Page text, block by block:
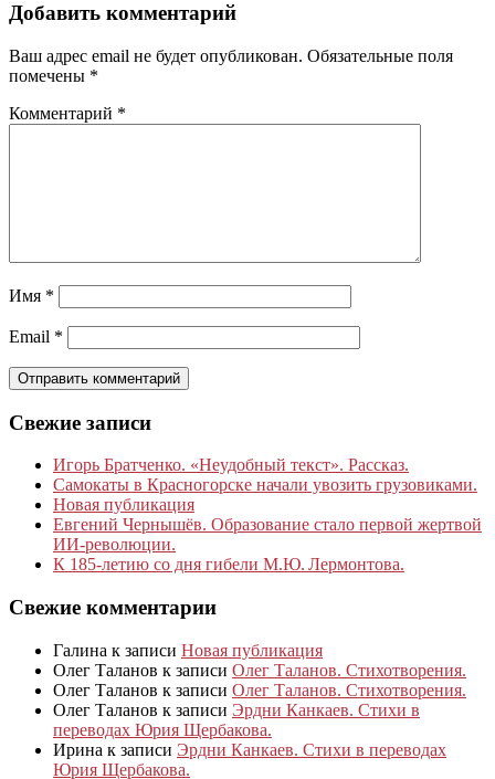
Добавить комментарий
Ваш адрес email не будет опубликован. Обязательные поля
помечены *
Комментарий *
Имя *
Email *
Свежие записи
Игорь Братченко. «Неудобный текст». Рассказ.
Самокаты в Красногорске начали увозить грузовиками.
Новая публикация
Евгений Чернышёв. Образование стало первой жертвой
ИИ-революции.
К 185‑летию со дня гибели М.Ю. Лермонтова.
Свежие комментарии
Галина к записи Новая публикация
Олег Таланов к записи Олег Таланов. Стихотворения.
Олег Таланов к записи Олег Таланов. Стихотворения.
Олег Таланов к записи Эрдни Канкаев. Стихи в
переводах Юрия Щербакова.
Ирина к записи Эрдни Канкаев. Стихи в переводах
Юрия Щербакова.